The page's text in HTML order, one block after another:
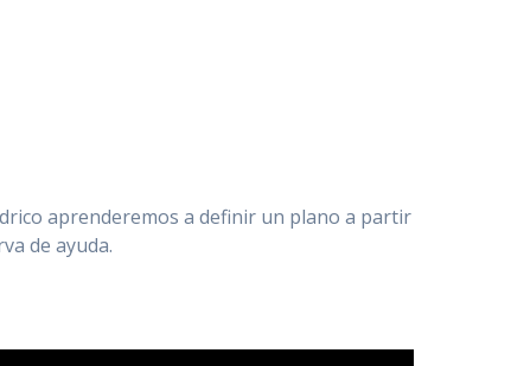
aprenderemos a definir un plano a partir
de ayuda.